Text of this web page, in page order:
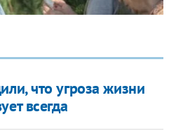
что угроза жизни
всегда